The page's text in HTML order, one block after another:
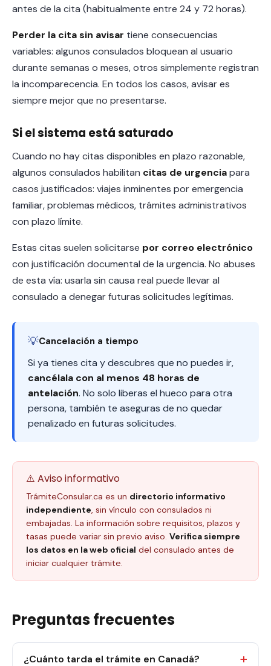
antes de la cita (habitualmente entre 24 y 72 horas).
Perder la cita sin avisar tiene consecuencias
variables: algunos consulados bloquean al usuario
durante semanas o meses, otros simplemente registran
la incomparecencia. En todos los casos, avisar es
siempre mejor que no presentarse.
Si el sistema está saturado
Cuando no hay citas disponibles en plazo razonable,
algunos consulados habilitan citas de urgenciapara
casos justificados: viajes inminentes por emergencia
familiar, problemas médicos, trámites administrativos
con plazo límite.
Estas citas suelen solicitarse por correo electrónico
con justificación documental de la urgencia. No abuses
de esta vía: usarla sin causa real puede llevar al
consulado a denegar futuras solicitudes legítimas.
💡Cancelación a tiempo
Si ya tienes cita y descubres que no puedes ir,
cancélala con al menos 48 horas de
antelación. No solo liberas el hueco para otra
persona, también te aseguras de no quedar
penalizado en futuras solicitudes.
⚠️ Aviso informativo
TrámiteConsular.ca es un directorio informativo
independiente, sin vínculo con consulados ni
embajadas. La información sobre requisitos, plazos y
tasas puede variar sin previo aviso. Verifica siempre
los datos en la web oficial del consulado antes de
iniciar cualquier trámite.
Preguntas frecuentes
¿Cuánto tarda el trámite en Canadá?